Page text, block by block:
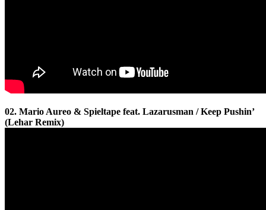
02. Mario Aureo & Spieltape feat. Lazarusman / Keep Pushin’
(Lehar Remix)